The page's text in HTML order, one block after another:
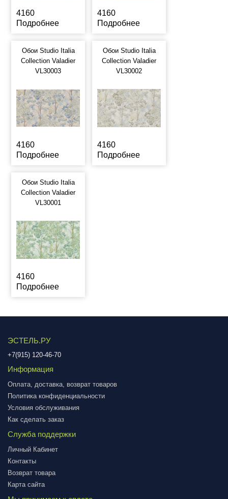
4160
Подробнее
4160
Подробнее
Обои Studio Italia
Collection Valadier
VL30003
4160
Подробнее
Обои Studio Italia
Collection Valadier
VL30002
4160
Подробнее
Обои Studio Italia
Collection Valadier
VL30001
4160
Подробнее
ЭСТЕЛЬ.РУ
+7(915) 120-46-70
Информация
Оплата, доставка, возврат товаров
Политика конфиденциальности
Условия обслуживания
Как сделать заказ
Служба поддержки
Личный Кабинет
Контакты
Возврат товара
Карта сайта